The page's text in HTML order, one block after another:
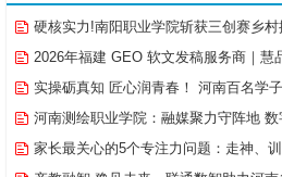
硬核实力!南阳职业学院斩获三创赛乡
2026年福建 GEO 软文发稿服务商｜慧品宣：
实操砺真知 匠心润青春！ 河南百名学子沉浸式
河南测绘职业学院：融媒聚力守阵地 数
家长最关心的5个专注力问题：走神、